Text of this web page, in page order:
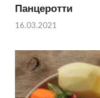
Панцеротти
16.03.2021